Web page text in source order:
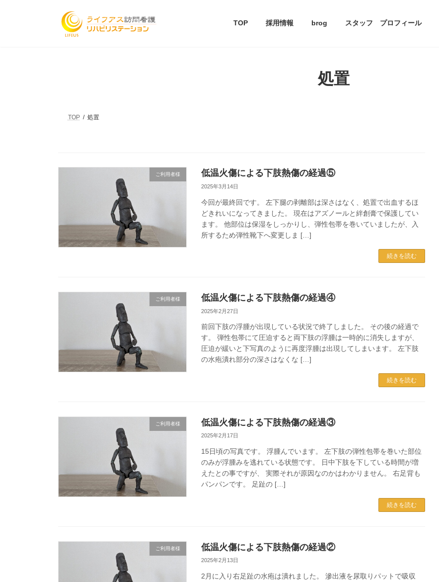
TOP 採用情報 brog スタッフ プロフィール
処置
TOP 処置
ご利用者様 低温火傷による下肢熱傷の経過⑤
2025年3月14日
今回が最終回です。 左下腿の剥離部は深さはなく、処置で出血するほ
どきれいになってきました。 現在はアズノールと絆創膏で保護してい
ます。 他部位は保湿をしっかりし、弾性包帯を巻いていましたが、入
所するため弾性靴下へ変更しま […]
続きを読む
ご利用者様 低温火傷による下肢熱傷の経過④
2025年2月27日
前回下肢の浮腫が出現している状況で終了しました。 その後の経過で
す。 弾性包帯にて圧迫すると両下肢の浮腫は一時的に消失しますが、
圧迫が緩いと下写真のように再度浮腫は出現してしまいます。 左下肢
の水疱潰れ部分の深さはなくな […]
続きを読む
ご利用者様 低温火傷による下肢熱傷の経過③
2025年2月17日
15日頃の写真です。 浮腫んでいます。 左下肢の弾性包帯を巻いた部位
のみが浮腫みを逃れている状態です。 日中下肢を下している時間が増
えたとの事ですが、 実際それが原因なのかはわかりません。 右足背も
パンパンです。 足趾の […]
続きを読む
ご利用者様 低温火傷による下肢熱傷の経過②
2025年2月13日
2月に入り右足趾の水疱は潰れました。 滲出液を尿取りパットで吸収